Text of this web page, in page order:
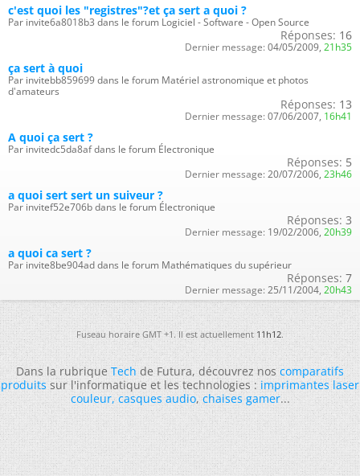
c'est quoi les "registres"?et ça sert a quoi ?
Par invite6a8018b3 dans le forum Logiciel - Software - Open Source
Réponses: 16
Dernier message: 04/05/2009, 21h35
ça sert à quoi
Par invitebb859699 dans le forum Matériel astronomique et photos
d'amateurs
Réponses: 13
Dernier message: 07/06/2007, 16h41
A quoi ça sert ?
Par invitedc5da8af dans le forum Électronique
Réponses: 5
Dernier message: 20/07/2006, 23h46
a quoi sert sert un suiveur ?
Par invitef52e706b dans le forum Électronique
Réponses: 3
Dernier message: 19/02/2006, 20h39
a quoi ca sert ?
Par invite8be904ad dans le forum Mathématiques du supérieur
Réponses: 7
Dernier message: 25/11/2004, 20h43
Fuseau horaire GMT +1. Il est actuellement11h12.
Dans la rubriqueTechde Futura, découvrez noscomparatifs
produitssur l'informatique et les technologies :imprimantes laser
couleur,casques audio,chaises gamer...